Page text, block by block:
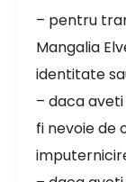
– pentru
Mangalia
identitate
– daca
fi nevoie de